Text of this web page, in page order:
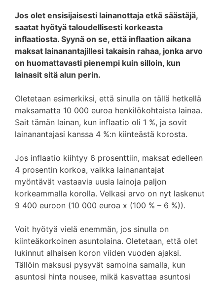
Jos olet ensisijaisesti lainanottaja etkä säästäjä,
saatat hyötyä taloudellisesti korkeasta
inflaatiosta. Syynä on se, että inflaation aikana
maksat lainanantajillesi takaisin rahaa, jonka arvo
on huomattavasti pienempi kuin silloin, kun
lainasit sitä alun perin.
Oletetaan esimerkiksi, että sinulla on tällä hetkellä
maksamatta 10 000 euroa henkilökohtaista lainaa.
Sait tämän lainan, kun inflaatio oli 1 %, ja sovit
lainanantajasi kanssa 4 %:n kiinteästä korosta.
Jos inflaatio kiihtyy 6 prosenttiin, maksat edelleen
4 prosentin korkoa, vaikka lainanantajat
myöntävät vastaavia uusia lainoja paljon
korkeammalla korolla. Velkasi arvo on nyt laskenut
9 400 euroon (10 000 euroa x (100 % – 6 %)).
Voit hyötyä vielä enemmän, jos sinulla on
kiinteäkorkoinen asuntolaina. Oletetaan, että olet
lukinnut alhaisen koron viiden vuoden ajaksi.
Tällöin maksusi pysyvät samoina samalla, kun
asuntosi hinta nousee, mikä kasvattaa asuntosi